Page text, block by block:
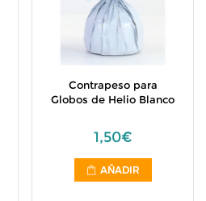
Contrapeso para
Globos de Helio Blanco
1,50€
AÑADIR